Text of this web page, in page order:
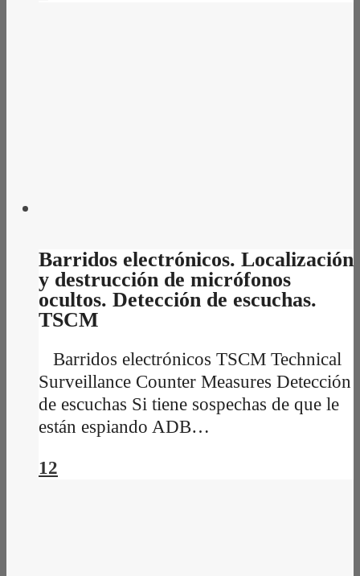
Barridos electrónicos. Localización
y destrucción de micrófonos
ocultos. Detección de escuchas.
TSCM
Barridos electrónicos TSCM Technical
Surveillance Counter Measures Detección
de escuchas Si tiene sospechas de que le
están espiando ADB…
12